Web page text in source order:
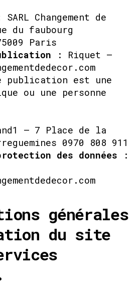
SARL Changement de
du faubourg
Paris
: Riquet –
publication est une
ou une personne
– 7 Place de la
0970 808 911
des données :
générales
du site